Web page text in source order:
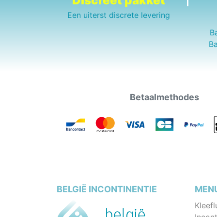
Een uiterst discrete levering
Betaalmethodes
BELGIË INCONTINENTIE